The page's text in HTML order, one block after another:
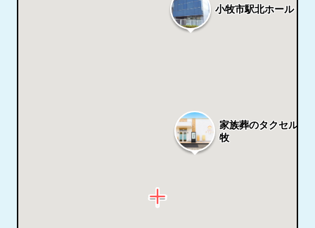
家族葬のタクセル
牧
小牧市駅北ホール